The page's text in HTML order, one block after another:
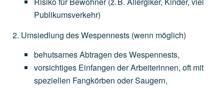
Publikumsverkehr)
Umsiedlung des Wespennests (wenn möglich)
behutsamesAbtragen desWespennests,
vorsichtiges Einfangen derArbeiterinnen, oft mit
speziellen Fangkörben oderSaugern,